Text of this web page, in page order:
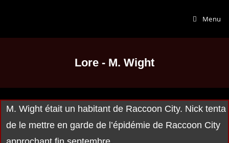
Menu
Lore - M. Wight
M. Wight était un habitant de Raccoon City. Nick tenta
de le mettre en garde de l’épidémie de Raccoon City